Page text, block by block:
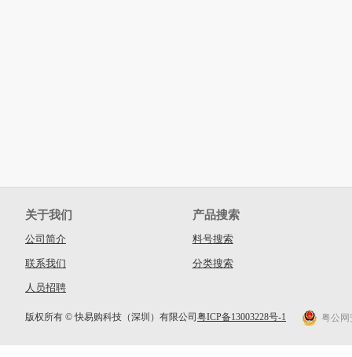
关于我们
公司简介
联系我们
人员招聘
产品搜索
料号搜索
分类搜索
版权所有 © 快易购科技（深圳）有限公司 粤ICP备13003228号-1 粤公网